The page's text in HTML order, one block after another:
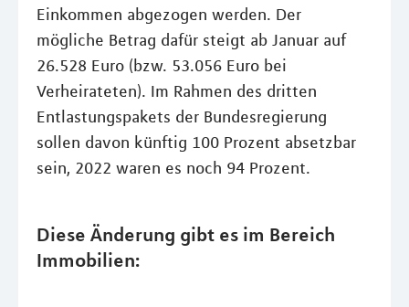
Einkommen abgezogen werden. Der
mögliche Betrag dafür steigt ab Januar auf
26.528 Euro (bzw. 53.056 Euro bei
Verheirateten). Im Rahmen des dritten
Entlastungspakets der Bundesregierung
sollen davon künftig 100 Prozent absetzbar
sein, 2022 waren es noch 94 Prozent.
Diese Änderung gibt es im Bereich
Immobilien: